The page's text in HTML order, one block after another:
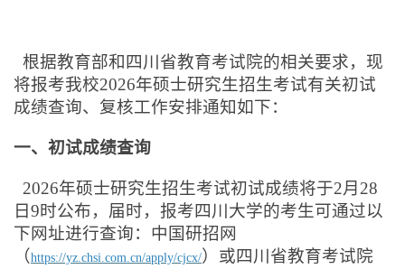
根据教育部和四川省教育考试院的相关要求，现
将报考我校2026年硕士研究生招生考试有关初试
成绩查询、复核工作安排通知如下：
一、初试成绩查询
2026年硕士研究生招生考试初试成绩将于2月28
日9时公布，届时，报考四川大学的考生可通过以
下网址进行查询：中国研招网
（https://yz.chsi.com.cn/apply/cjcx/）或四川省教育考试院